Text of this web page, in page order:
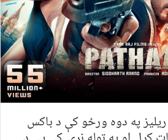
په دوه ورځو کې د باکس